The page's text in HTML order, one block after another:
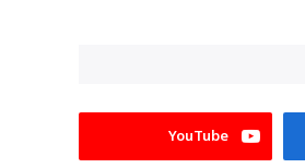
YouTube